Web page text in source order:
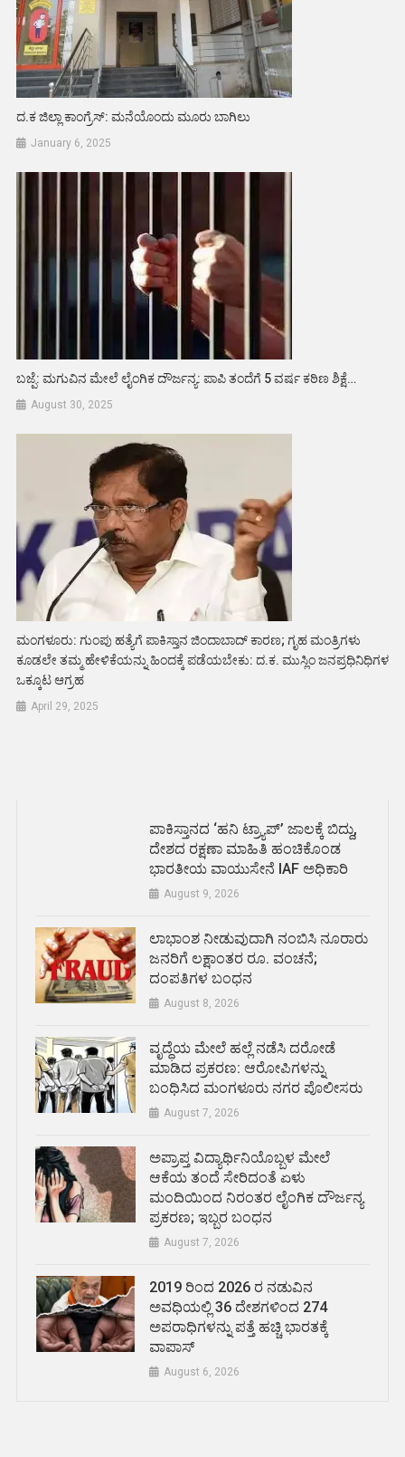
ದ.ಕ ಜಿಲ್ಲಾ ಕಾಂಗ್ರೆಸ್: ಮನೆಯೊಂದು ಮೂರು ಬಾಗಿಲು
January 6, 2025
ಬಜ್ಪೆ: ಮಗುವಿನ ಮೇಲೆ ಲೈಂಗಿಕ ದೌರ್ಜನ್ಯ: ಪಾಪಿ ತಂದೆಗೆ 5 ವರ್ಷ ಕಠಿಣ ಶಿಕ್ಷೆ…
August 30, 2025
ಮಂಗಳೂರು: ಗುಂಪು ಹತ್ಯೆಗೆ ಪಾಕಿಸ್ತಾನ ಜಿಂದಾಬಾದ್ ಕಾರಣ; ಗೃಹ ಮಂತ್ರಿಗಳು
ಕೂಡಲೇ ತಮ್ಮ ಹೇಳಿಕೆಯನ್ನು ಹಿಂದಕ್ಕೆ ಪಡೆಯಬೇಕು: ದ.ಕ. ಮುಸ್ಲಿಂ ಜನಪ್ರಧಿನಿಧಿಗಳ
ಒಕ್ಕೂಟ ಆಗ್ರಹ
April 29, 2025
ಪಾಕಿಸ್ತಾನದ ‘ಹನಿ ಟ್ರ್ಯಾಪ್’ ಜಾಲಕ್ಕೆ ಬಿದ್ದು,
ದೇಶದ ರಕ್ಷಣಾ ಮಾಹಿತಿ ಹಂಚಿಕೊಂಡ
ಭಾರತೀಯ ವಾಯುಸೇನೆ IAF ಅಧಿಕಾರಿ
August 9, 2026
ಲಾಭಾಂಶ ನೀಡುವುದಾಗಿ ನಂಬಿಸಿ ನೂರಾರು
ಜನರಿಗೆ ಲಕ್ಷಾಂತರ ರೂ. ವಂಚನೆ;
ದಂಪತಿಗಳ ಬಂಧನ
August 8, 2026
ವೃದ್ಧೆಯ ಮೇಲೆ ಹಲ್ಲೆ ನಡೆಸಿ ದರೋಡೆ
ಮಾಡಿದ ಪ್ರಕರಣ: ಆರೋಪಿಗಳನ್ನು
ಬಂಧಿಸಿದ ಮಂಗಳೂರು ನಗರ ಪೊಲೀಸರು
August 7, 2026
ಅಪ್ರಾಪ್ತ ವಿದ್ಯಾರ್ಥಿನಿಯೊಬ್ಬಳ ಮೇಲೆ
ಆಕೆಯ ತಂದೆ ಸೇರಿದಂತೆ ಏಳು
ಮಂದಿಯಿಂದ ನಿರಂತರ ಲೈಂಗಿಕ ದೌರ್ಜನ್ಯ
ಪ್ರಕರಣ; ಇಬ್ಬರ ಬಂಧನ
August 7, 2026
2019 ರಿಂದ 2026 ರ ನಡುವಿನ
ಅವಧಿಯಲ್ಲಿ 36 ದೇಶಗಳಿಂದ 274
ಅಪರಾಧಿಗಳನ್ನು ಪತ್ತೆ ಹಚ್ಚಿ ಭಾರತಕ್ಕೆ
ವಾಪಾಸ್
August 6, 2026